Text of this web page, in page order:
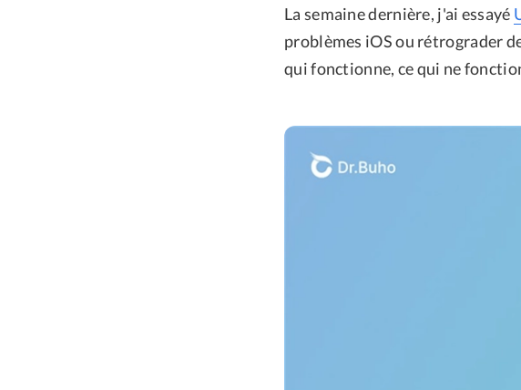
La semaine dernière, j'ai essayé
problèmes iOS ou rétrograder
qui fonctionne, ce qui ne